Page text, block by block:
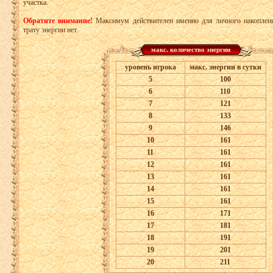
участка.
Обратите внимание!Максимум действителен именно для личного
трату энергии нет.
макс. количество энергии
уровень игрока
макс. энергии в сутки
5
100
6
110
7
121
8
133
9
146
10
161
11
161
12
161
13
161
14
161
15
161
16
171
17
181
18
191
19
201
20
211